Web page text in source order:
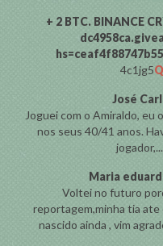
+ 2 BTC. BINANCE
4c1jg5
José
Joguei com o Amiraldo, eu
nos seus 40/41 anos.
jogador,...
Maria
Voltei no futuro
reportagem,minha tia ate
nascido ainda , vim